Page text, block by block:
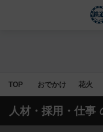
TOP おでかけ 花火
人材・採用・仕事